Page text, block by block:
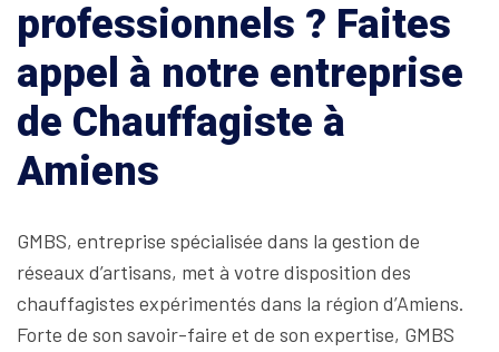
professionnels ? Faites
appel à notre entreprise
de Chauffagiste à
Amiens
GMBS, entreprise spécialisée dans la gestion de
réseaux d’artisans, met à votre disposition des
chauffagistes expérimentés dans la région d’Amiens.
Forte de son savoir-faire et de son expertise, GMBS